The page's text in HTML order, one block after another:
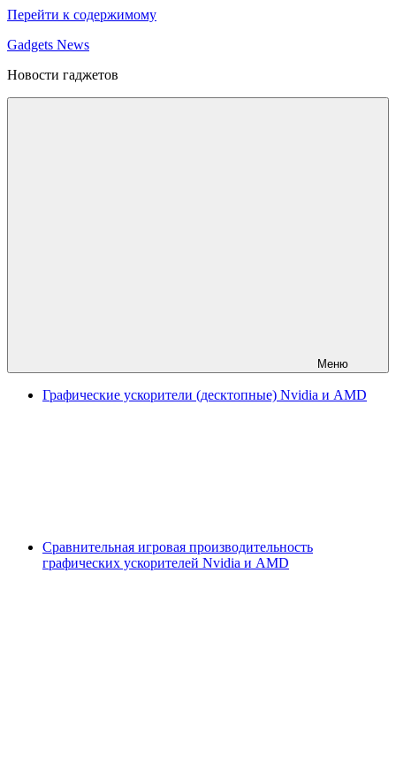
Перейти к содержимому
Gadgets News
Новости гаджетов
Меню
Графические ускорители (десктопные) Nvidia и AMD
Сравнительная игровая производительность
графических ускорителей Nvidia и AMD